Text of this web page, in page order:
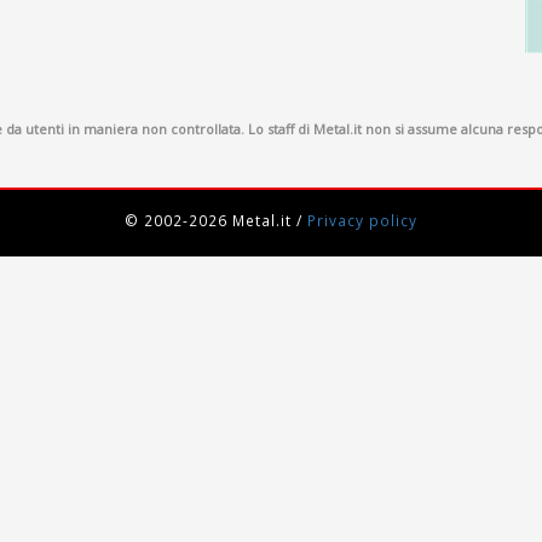
utenti in maniera non controllata. Lo staff di Metal.it non si assume alcuna
© 2002-2026 Metal.it / Privacy policy